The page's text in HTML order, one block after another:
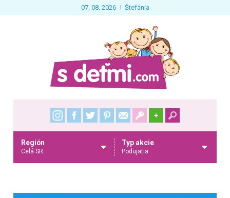
07. 08. 2026 Štefánia
+
Región
Celá SR
Typ akcie
Podujatia